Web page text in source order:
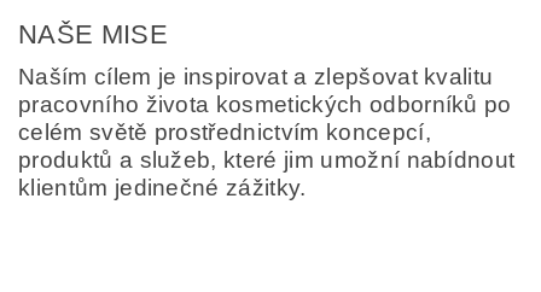
NAŠE MISE
Naším cílem je inspirovat a zlepšovat kvalitu
pracovního života kosmetických odborníků po
celém světě prostřednictvím koncepcí,
produktů a služeb, které jim umožní nabídnout
klientům jedinečné zážitky.